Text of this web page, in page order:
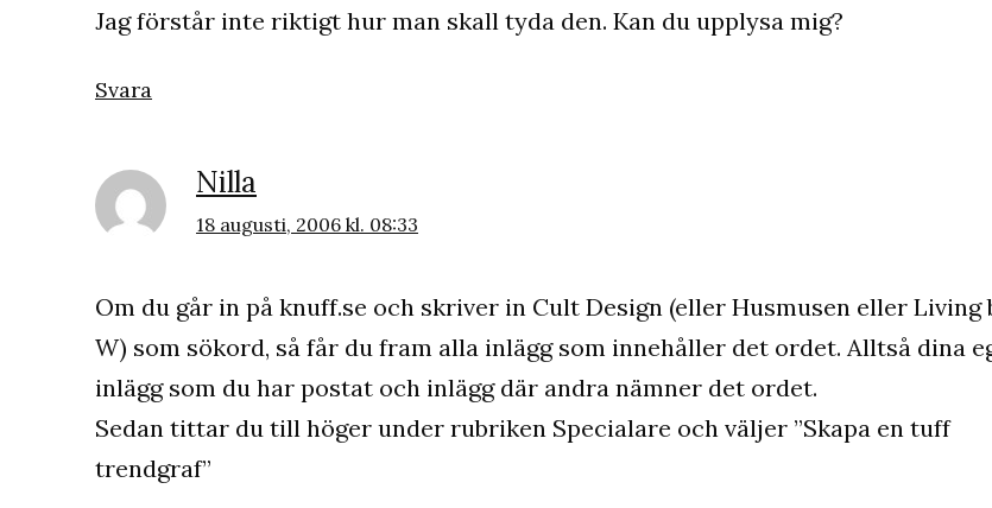
Jag förstår inte riktigt hur man skall tyda den. Kan du upplysa mig?
Svara
Nilla
18 augusti, 2006 kl. 08:33
Om du går in på knuff.se och skriver in Cult Design (eller Husmusen eller Living
W) som sökord, så får du fram alla inlägg som innehåller det ordet. Alltså dina
inlägg som du har postat och inlägg där andra nämner det ordet.
Sedan tittar du till höger under rubriken Specialare och väljer ”Skapa en tuff
trendgraf”